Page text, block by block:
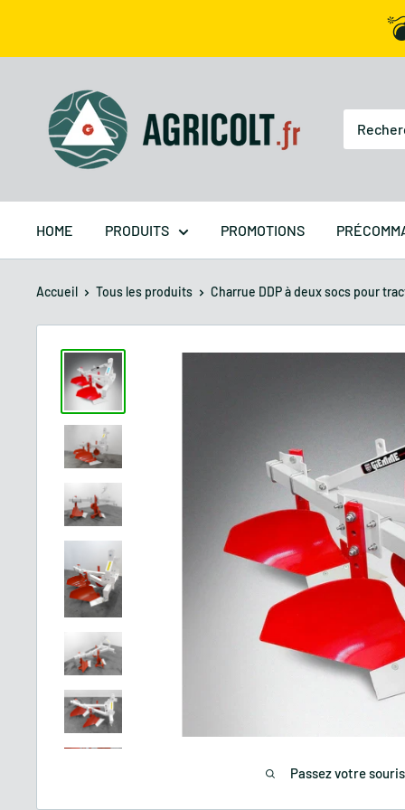
HOME PRODUITS PROMOTIONS
Accueil Tous les produits Charrue DDP à deux socs pour
Passez votre